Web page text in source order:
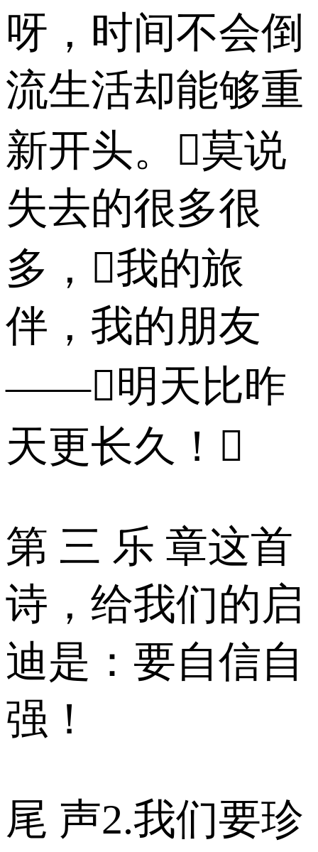
呀，时间不会倒
流生活却能够重
新开头。莫说
失去的很多很
多，我的旅
伴，我的朋友
——明天比昨
天更长久！
第 三 乐 章这首
诗，给我们的启
迪是：要自信自
强！
尾 声2.我们要珍